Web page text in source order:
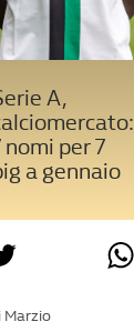
A,
nomi per 7
a gennaio
Marzio